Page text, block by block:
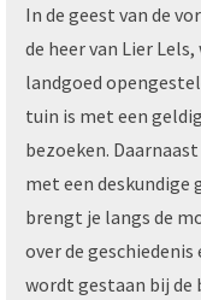
In de geest van de
de heer van Lier
landgoed
tuin is met een
bezoeken.
met een deskundige
brengt je langs de
over de
wordt gestaan bij de